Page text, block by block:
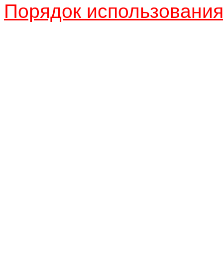
Порядок